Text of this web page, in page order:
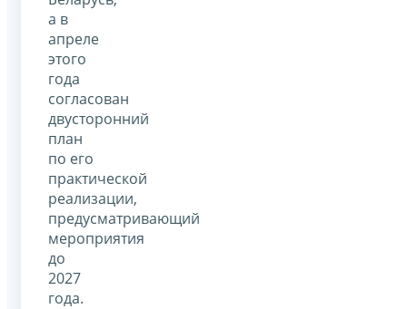
а в
апреле
этого
года
согласован
двусторонний
план
по его
практической
реализации,
предусматривающий
мероприятия
до
2027
года.